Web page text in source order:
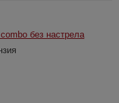
без настрела